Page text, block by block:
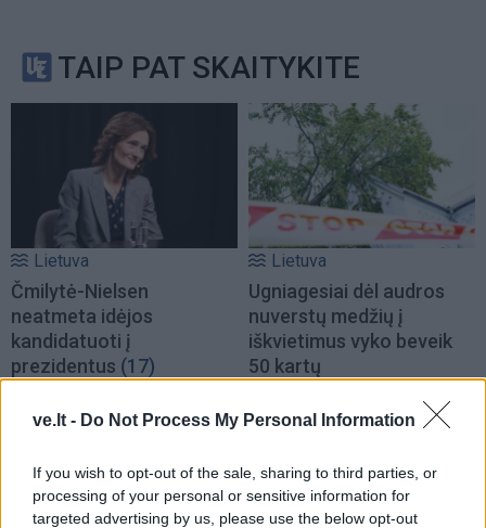
ve.lt - Do Not Process My Personal Information
If you wish to opt-out of the sale, sharing to third parties, or
processing of your personal or sensitive information for
targeted advertising by us, please use the below opt-out
TAIP PAT SKAITYKITE
Lietuva
Čmilytė-Nielsen
neatmeta idėjos
kandidatuoti į
prezidentus (17)
Lietuva
Ugniagesiai dėl audros
nuverstų medžių į
iškvietimus vyko beveik
50 kartų